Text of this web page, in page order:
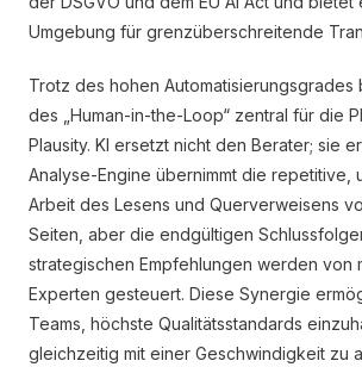
Umgebung für grenzüberschreitende
Trotz des hohen Automatisierungsgrades
des „Human-in-the-Loop“ zentral für die
Plausity. KI ersetzt nicht den Berater; sie
Analyse-Engine übernimmt die repetitive,
Arbeit des Lesens und Querverweisens
Seiten, aber die endgültigen
strategischen Empfehlungen werden von
Experten gesteuert. Diese Synergie
Teams, höchste Qualitätsstandards
gleichzeitig mit einer Geschwindigkeit zu